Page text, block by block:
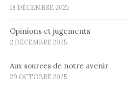
18 DÉCEMBRE 2025
Opinions et jugements
2 DÉCEMBRE 2025
Aux sources de notre avenir
29 OCTOBRE 2025